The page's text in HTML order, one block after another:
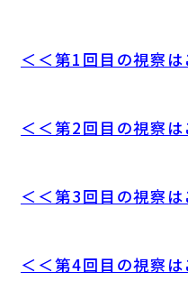
＜＜第1回目の視察は
＜＜第2回目の視察は
＜＜第3回目の視察は
＜＜第4回目の視察は